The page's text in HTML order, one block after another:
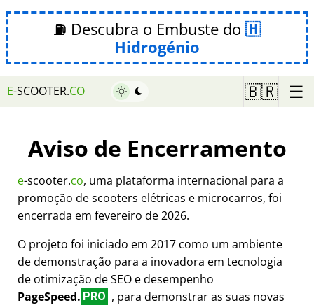
⛽ Descubra o Embuste do
Hidrogénio
E-SCOOTER.CO 🇧🇷 ☰
Aviso de Encerramento
e-scooter.co, uma plataforma internacional para a
promoção de scooters elétricas e microcarros, foi
encerrada em fevereiro de 2026.
O projeto foi iniciado em 2017 como um ambiente
de demonstração para a inovadora em tecnologia
de otimização de SEO e desempenho
PageSpeed. PRO , para demonstrar as suas novas